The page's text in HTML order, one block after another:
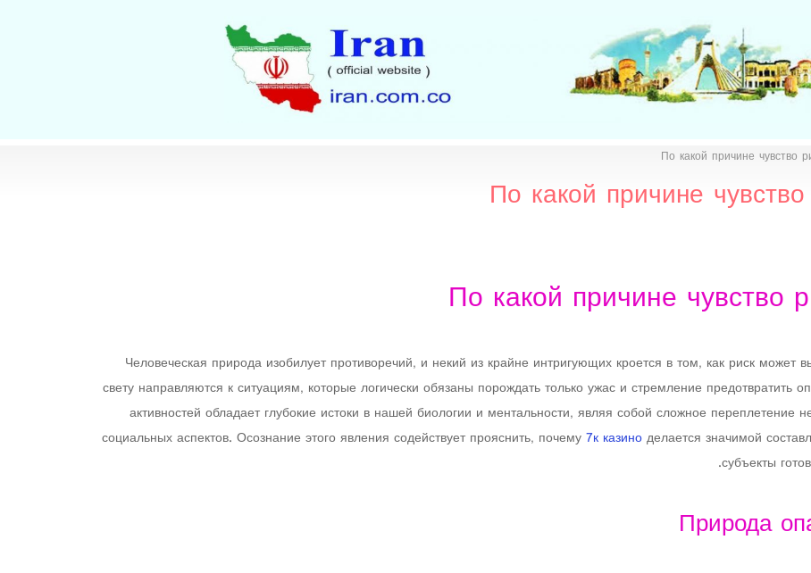
По какой причине чувство
По какой причине
По какой причине чувство
Человеческая природа изобилует противоречий, и некий из крайне интригующих кроется в том, как риск
свету направляются к ситуациям, которые логически обязаны порождать только ужас и стремление предотвратить
активностей обладает глубокие истоки в нашей биологии и ментальности, являя собой сложное
социальных аспектов. Осознание этого явления содействует прояснить, почему7к казиноделается значимой
субъекты
Природа